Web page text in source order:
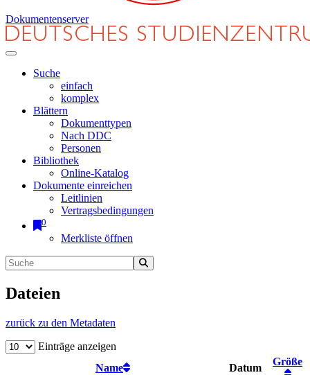
Dokumentenserver
Suche
einfach
komplex
Blättern
Dokumenttypen
Nach DDC
Personen
Bibliothek
Online-Katalog
Dokumente einreichen
Leitlinien
Vertragsbedingungen
0
Merkliste öffnen
Dateien
zurück zu den Metadaten
Einträge anzeigen
Name
Datum
Größe